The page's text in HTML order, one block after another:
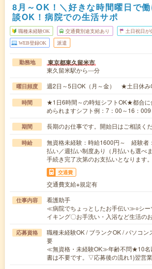
8月～OK！＼好きな時間曜日で
談OK！病院での生活サポ
職種未経験OK 交通費別途支給あり 土日祝日が
WEB登録OK 派遣
勤務地 東京都東久留米市
東久留米駅から---分
曜日頻度 週2日～5日OK（月～金） ★土日休み
時間
★1日6時間～の時短シフトOK★都合に
められますシフト例：7：00～16：
期間 長期のお仕事です。開始日はご相談
時給
無資格未経験：時給1600円～ 経験者
払い／週払い制度あり（月払いも選べ
手続き完了次第のお支払いとなります。
交通費
交通費支給※規定有
仕事内容
看護助手
≪病院でちょっとしたお手伝い≫○シー
イキング〇お手洗い・入浴など生活の
応募資格
職種未経験OK / ブランクOK / パソコン
要
≪無資格・未経験OK≫年齢不問★10
書は不要です。▽応募後の流れ1)翌営